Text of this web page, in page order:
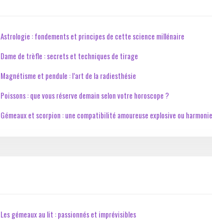
Astrologie : fondements et principes de cette science millénaire
Dame de trèfle : secrets et techniques de tirage
Magnétisme et pendule : l’art de la radiesthésie
Poissons : que vous réserve demain selon votre horoscope ?
Gémeaux et scorpion : une compatibilité amoureuse explosive ou
Les gémeaux au lit : passionnés et imprévisibles